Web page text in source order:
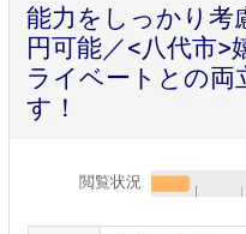
能力をしっかり考
円可能／<八代市>
ライベートとの両
す！
閲覧状況